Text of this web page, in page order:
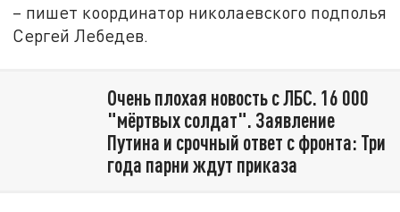
– пишет координатор николаевского подполья
Сергей Лебедев.
Очень плохая новость с ЛБС. 16 000
"мёртвых солдат". Заявление
Путина и срочный ответ с фронта: Три
года парни ждут приказа